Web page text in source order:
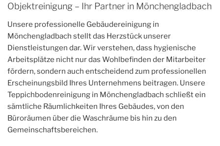
Objektreinigung – Ihr Partner in Mönchengladbach
Unsere professionelle Gebäudereinigung in
Mönchengladbach stellt das Herzstück unserer
Dienstleistungen dar. Wir verstehen, dass hygienische
Arbeitsplätze nicht nur das Wohlbefinden der Mitarbeiter
fördern, sondern auch entscheidend zum professionellen
Erscheinungsbild Ihres Unternehmens beitragen. Unsere
Teppichbodenreinigung in Mönchengladbach schließt ein
sämtliche Räumlichkeiten Ihres Gebäudes, von den
Büroräumen über die Waschräume bis hin zu den
Gemeinschaftsbereichen.